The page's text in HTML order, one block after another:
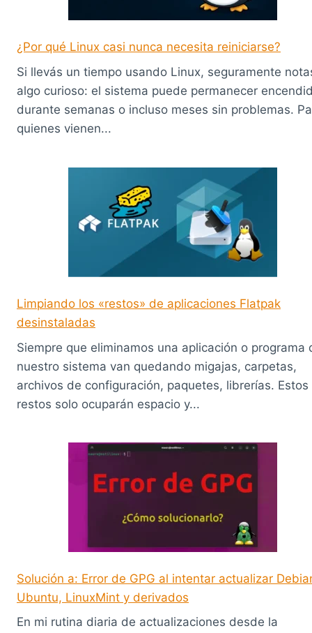
¿Por qué Linux casi nunca necesita reiniciarse?
Si llevás un tiempo usando Linux, seguramente
algo curioso: el sistema puede permanecer
durante semanas o incluso meses sin problemas.
quienes vienen...
Limpiando los «restos» de aplicaciones Flatpak
desinstaladas
Siempre que eliminamos una aplicación o programa
nuestro sistema van quedando migajas, carpetas,
archivos de configuración, paquetes, librerías. Estos
restos solo ocuparán espacio y...
Solución a: Error de GPG al intentar actualizar
Ubuntu, LinuxMint y derivados
En mi rutina diaria de actualizaciones desde la